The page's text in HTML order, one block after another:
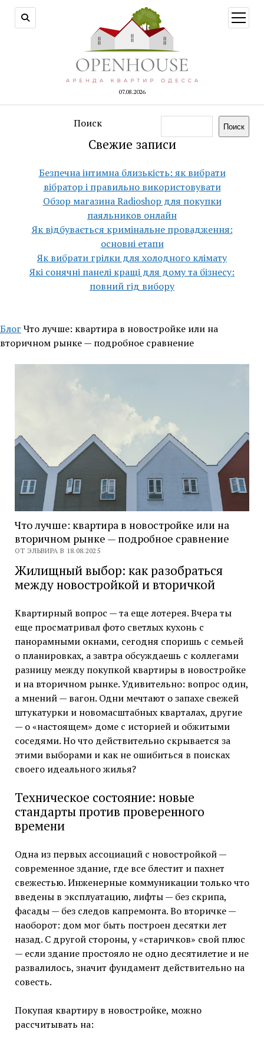
07.08.2026
меню
Поиск Поиск
Свежие записи
Безпечна інтимна близькість: як вибрати
вібратор і правильно використовувати
Обзор магазина Radioshop для покупки
паяльников онлайн
Як відбувається кримінальне провадження:
основні етапи
Як вибрати грілки для холодного клімату
Які сонячні панелі кращі для дому та бізнесу:
повний гід вибору
Блог Что лучше: квартира в новостройке или на
вторичном рынке — подробное сравнение
Что лучше: квартира в новостройке или на
вторичном рынке — подробное сравнение
ОТ ЭЛЬВИРА В 18.08.2025
Жилищный выбор: как разобраться
между новостройкой и вторичкой
Квартирный вопрос — та еще лотерея. Вчера ты
еще просматривал фото светлых кухонь с
панорамными окнами, сегодня споришь с семьей
о планировках, а завтра обсуждаешь с коллегами
разницу между покупкой квартиры в новостройке
и на вторичном рынке. Удивительно: вопрос один,
а мнений — вагон. Одни мечтают о запахе свежей
штукатурки и новомасштабных кварталах, другие
— о «настоящем» доме с историей и обжитыми
соседями. Но что действительно скрывается за
этими выборами и как не ошибиться в поисках
своего идеального жилья?
Техническое состояние: новые
стандарты против проверенного
времени
Одна из первых ассоциаций с новостройкой —
современное здание, где все блестит и пахнет
свежестью. Инженерные коммуникации только что
введены в эксплуатацию, лифты — без скрипа,
фасады — без следов капремонта. Во вторичке —
наоборот: дом мог быть построен десятки лет
назад. С другой стороны, у «старичков» свой плюс
— если здание простояло не одно десятилетие и не
развалилось, значит фундамент действительно на
совесть.
Покупая квартиру в новостройке, можно
рассчитывать на: